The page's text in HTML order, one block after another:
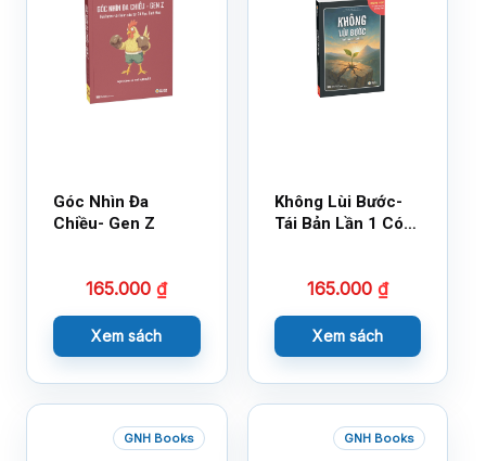
Góc Nhìn Đa
Chiều- Gen Z
165.000₫
Xem sách
Không Lùi Bước-
Tái Bản Lần 1 Có
165.000 ₫
Xem sách
GNH Books GNH Books